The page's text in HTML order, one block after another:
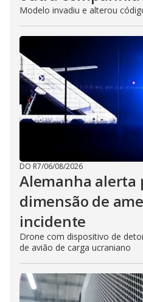
Modelo invadiu e alterou
DO R7/06/08/2026
Alemanha alerta
dimensão de
incidente
Drone com dispositivo de
de avião de carga ucraniano